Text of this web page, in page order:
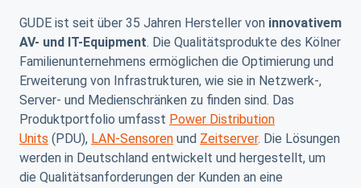
GUDE ist seit über 35 Jahren Hersteller von innovativem
AV- und IT-Equipment. Die Qualitätsprodukte des Kölner
Familienunternehmens ermöglichen die Optimierung und
Erweiterung von Infrastrukturen, wie sie in Netzwerk-,
Server- und Medienschränken zu finden sind. Das
Produktportfolio umfasst Power Distribution
Units (PDU), LAN-Sensoren und Zeitserver. Die Lösungen
werden in Deutschland entwickelt und hergestellt, um
die Qualitätsanforderungen der Kunden an eine